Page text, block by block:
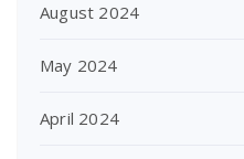
August 2024
May 2024
April 2024